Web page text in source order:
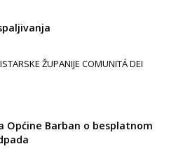
ŽUPANIJE COMUNITÁ DEI
Općine Barban o besplatnom